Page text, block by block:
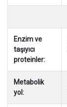
Enzim ve
taşıyıcı
proteinler:
Metabolik
yol: